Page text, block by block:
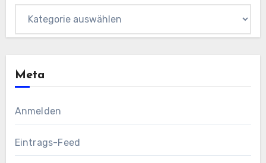
Meta
Anmelden
Eintrags-Feed